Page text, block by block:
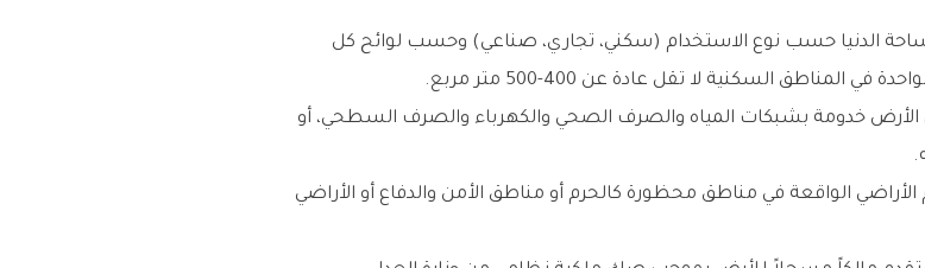
الدنيا حسب نوع الاستخدام (سكني، تجاري، صناعي) وحسب لوائح كل
المناطق السكنية لا تقل عادة عن 400-500 متر مربع.
خدومة بشبكات المياه والصرف الصحي والكهرباء والصرف السطحي، أو
الواقعة في مناطق محظورة كالحرم أو مناطق الأمن والدفاع أو الأراضي